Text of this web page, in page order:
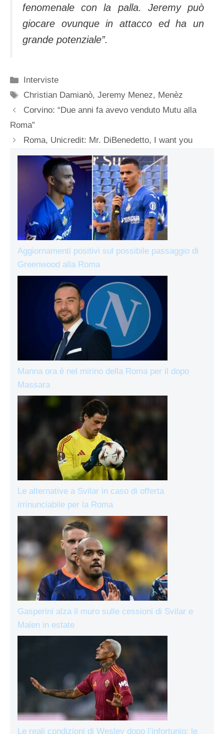
fenomenale con la palla. Jeremy può
giocare ovunque in attacco ed ha un
grande potenziale”.
Categorie
Interviste
Tag
Christian Damianò,Jeremy Menez, Menèz
Corvino: “Due anni fa avevo venduto Mutu alla
Roma”
Roma, Unicredit: Mr. DiBenedetto, I want you
Aggiornamenti positivi sul possibile passaggio di
Greenwood alla Roma
Manna ora è nel mirino della Roma per il dopo
Massara
Le alternative a Svilar in caso di offerta
irrinunciabile per la Roma
Gasperini alza il muro sulle cessioni di Svilar e
Malen in estate
Le reali condizioni di Wesley dopo l’infortunio: le